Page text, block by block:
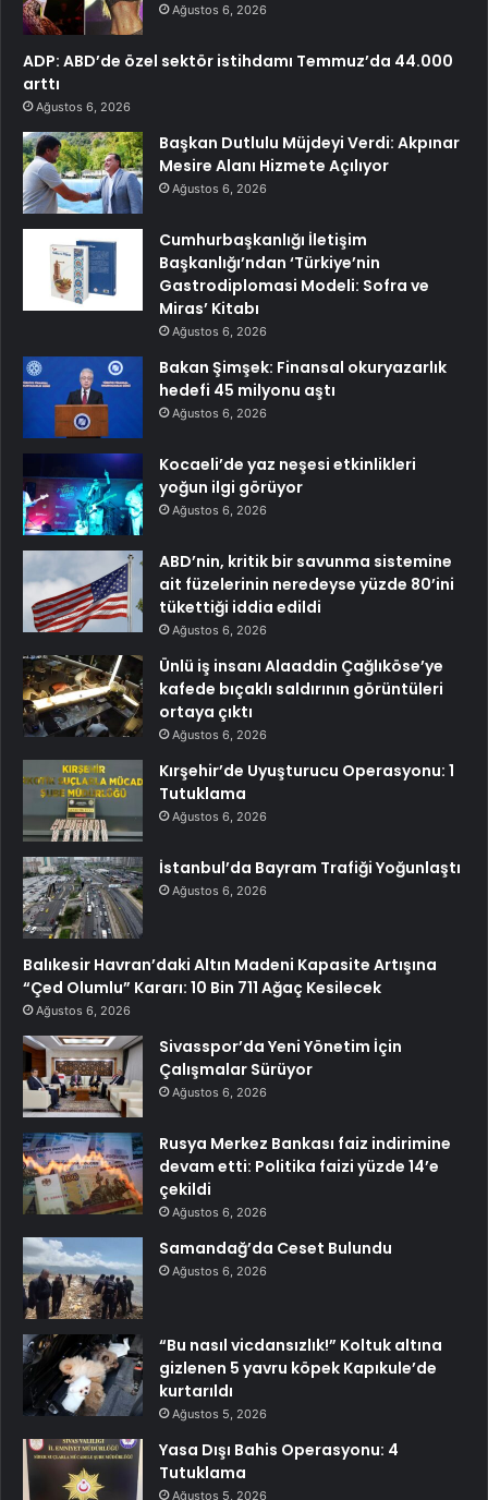
Ağustos 6, 2026
ADP: ABD’de özel sektör istihdamı Temmuz’da 44.000
arttı
Ağustos 6, 2026
Başkan Dutlulu Müjdeyi Verdi: Akpınar
Mesire Alanı Hizmete Açılıyor
Ağustos 6, 2026
Cumhurbaşkanlığı İletişim
Başkanlığı’ndan ‘Türkiye’nin
Gastrodiplomasi Modeli: Sofra ve
Miras’ Kitabı
Ağustos 6, 2026
Bakan Şimşek: Finansal okuryazarlık
hedefi 45 milyonu aştı
Ağustos 6, 2026
Kocaeli’de yaz neşesi etkinlikleri
yoğun ilgi görüyor
Ağustos 6, 2026
ABD’nin, kritik bir savunma sistemine
ait füzelerinin neredeyse yüzde 80’ini
tükettiği iddia edildi
Ağustos 6, 2026
Ünlü iş insanı Alaaddin Çağlıköse’ye
kafede bıçaklı saldırının görüntüleri
ortaya çıktı
Ağustos 6, 2026
Kırşehir’de Uyuşturucu Operasyonu: 1
Tutuklama
Ağustos 6, 2026
İstanbul’da Bayram Trafiği Yoğunlaştı
Ağustos 6, 2026
Balıkesir Havran’daki Altın Madeni Kapasite Artışına
“Çed Olumlu” Kararı: 10 Bin 711 Ağaç Kesilecek
Ağustos 6, 2026
Sivasspor’da Yeni Yönetim İçin
Çalışmalar Sürüyor
Ağustos 6, 2026
Rusya Merkez Bankası faiz indirimine
devam etti: Politika faizi yüzde 14’e
çekildi
Ağustos 6, 2026
Samandağ’da Ceset Bulundu
Ağustos 6, 2026
“Bu nasıl vicdansızlık!” Koltuk altına
gizlenen 5 yavru köpek Kapıkule’de
kurtarıldı
Ağustos 5, 2026
Yasa Dışı Bahis Operasyonu: 4
Tutuklama
Ağustos 5, 2026